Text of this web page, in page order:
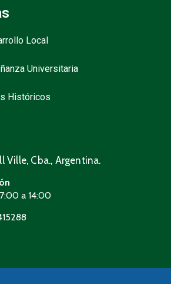
Local
Universitaria
Históricos
Ville, Cba., Argentina.
a 14:00